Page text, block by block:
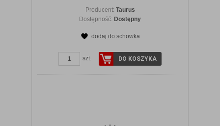
Producent: Taurus
Dostępność: Dostępny
dodaj do schowka
szt. DO KOSZYKA